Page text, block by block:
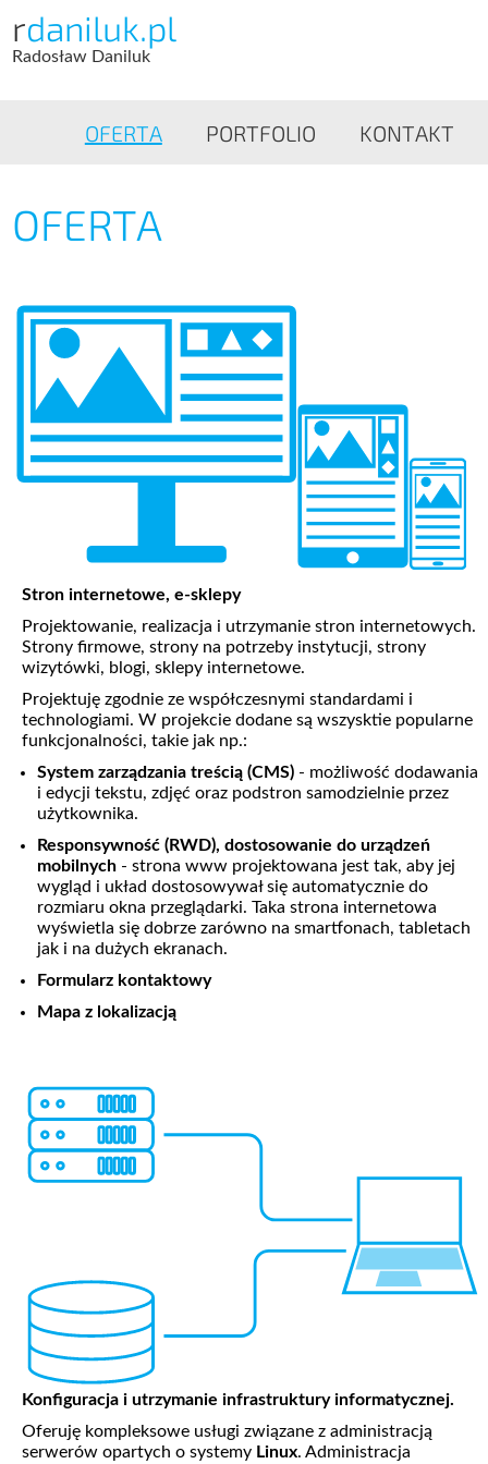
rdaniluk.pl
Radosław Daniluk
OFERTA PORTFOLIO KONTAKT
OFERTA
Stron internetowe, e-sklepy
Projektowanie, realizacja i utrzymanie stron internetowych.
Strony firmowe, strony na potrzeby instytucji, strony
wizytówki, blogi, sklepy internetowe.
Projektuję zgodnie ze współczesnymi standardami i
technologiami. W projekcie dodane są wszysktie popularne
funkcjonalności, takie jak np.:
System zarządzania treścią (CMS)- możliwość dodawania
i edycji tekstu, zdjęć oraz podstron samodzielnie przez
użytkownika.
Responsywność (RWD), dostosowanie do urządzeń
mobilnych- strona www projektowana jest tak, aby jej
wygląd i układ dostosowywał się automatycznie do
rozmiaru okna przeglądarki. Taka strona internetowa
wyświetla się dobrze zarówno na smartfonach, tabletach
jak i na dużych ekranach.
Formularz kontaktowy
Mapa z lokalizacją
Konfiguracja i utrzymanie infrastruktury informatycznej.
Oferuję kompleksowe usługi związane z administracją
serwerów opartych o systemy Linux. Administracja